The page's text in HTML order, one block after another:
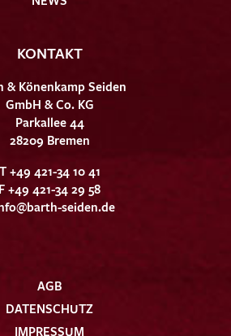
KONTAKT
& Könenkamp Seiden
GmbH & Co. KG
Parkallee 44
28209 Bremen
T +49 421-34 10 41
F +49 421-34 29 58
seiden.de
AGB
DATENSCHUTZ
IMPRESSUM